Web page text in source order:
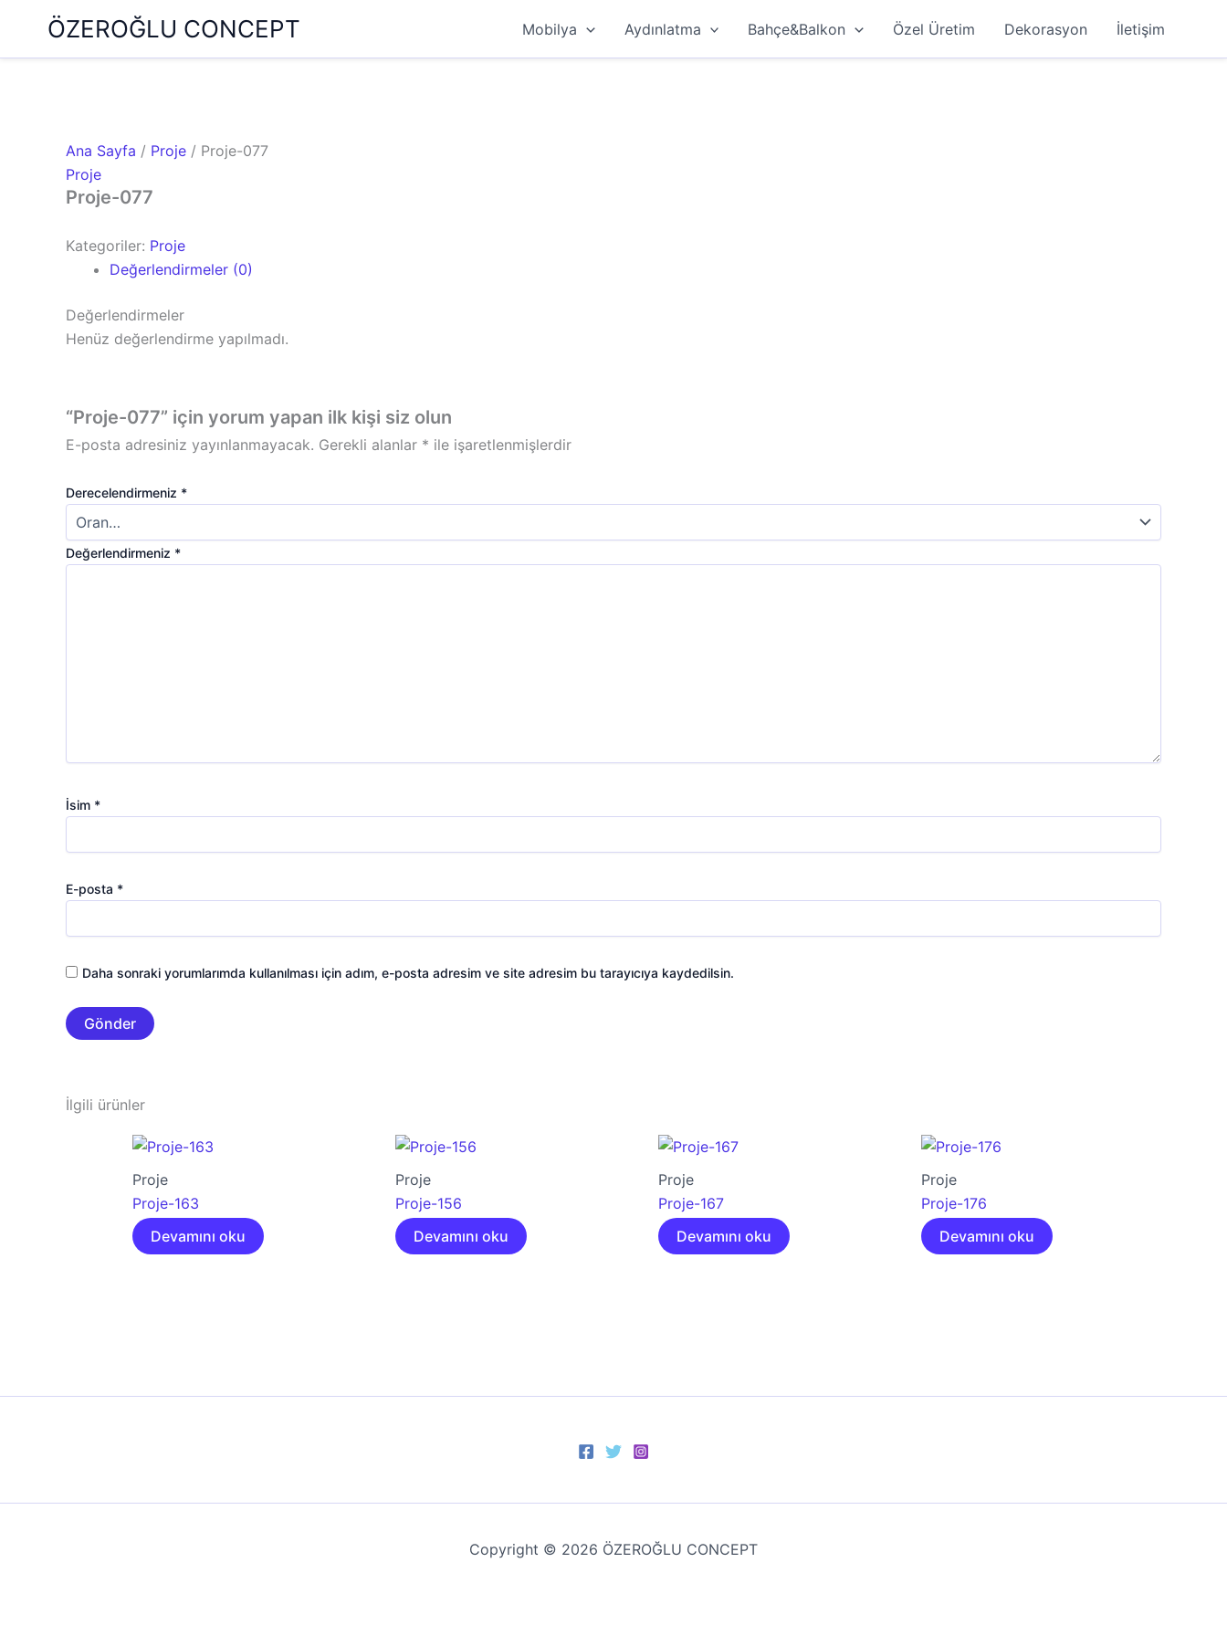
ÖZEROĞLU CONCEPT Mobilya Aydınlatma Bahçe&Balkon Özel Üretim Dekorasyon İletişim
Ana Sayfa / Proje / Proje-077
Proje
Proje-077
Kategoriler: Proje
Değerlendirmeler (0)
Değerlendirmeler
Henüz değerlendirme yapılmadı.
“Proje-077” için yorum yapan ilk kişi siz olun
E-posta adresiniz yayınlanmayacak. Gerekli alanlar * ile işaretlenmişlerdir
Derecelendirmeniz *
Değerlendirmeniz *
İsim *
E-posta *
Daha sonraki yorumlarımda kullanılması için adım, e-posta adresim ve site adresim bu tarayıcıya kaydedilsin.
İlgili ürünler
Proje
Proje-163
Devamını oku
Proje
Proje-156
Devamını oku
Proje
Proje-167
Devamını oku
Proje
Proje-176
Devamını oku
Copyright © 2026 ÖZEROĞLU CONCEPT